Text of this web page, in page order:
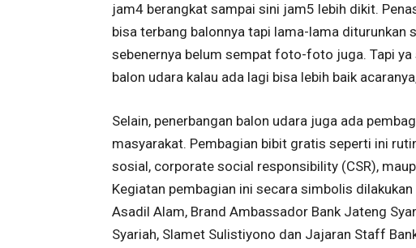
jam4 berangkat sampai sini jam5 lebih dikit.
bisa terbang balonnya tapi lama-lama diturunkan
sebenernya belum sempat foto-foto juga. Tapi
balon udara kalau ada lagi bisa lebih baik
Selain, penerbangan balon udara juga ada
masyarakat. Pembagian bibit gratis seperti ini
sosial, corporate social responsibility (CSR),
Kegiatan pembagian ini secara simbolis
Asadil Alam, Brand Ambassador Bank Jateng
Syariah, Slamet Sulistiyono dan Jajaran Staff